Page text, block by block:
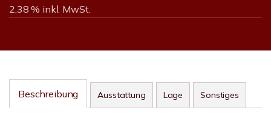
2,38 % inkl. MwSt.
Beschreibung Ausstattung Lage Sonstiges